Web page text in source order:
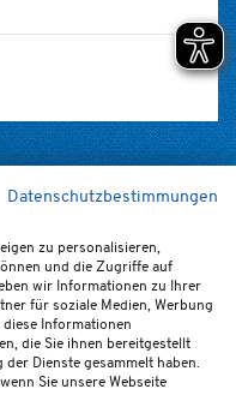
FAQ (de/en) Impressum
Cookie-Einstellungen
Datenschutzbestimmungen
zu personalisieren,
und die Zugriffe auf
wir Informationen zu Ihrer
für soziale Medien, Werbung
Informationen
die Sie ihnen bereitgestellt
Dienste gesammelt haben.
Sie unsere Webseite